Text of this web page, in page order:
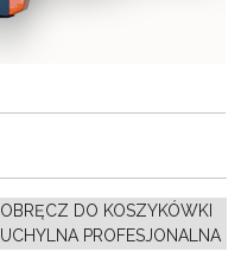
OBRĘCZ DO KOSZYKÓWKI
UCHYLNA PROFESJONALNA